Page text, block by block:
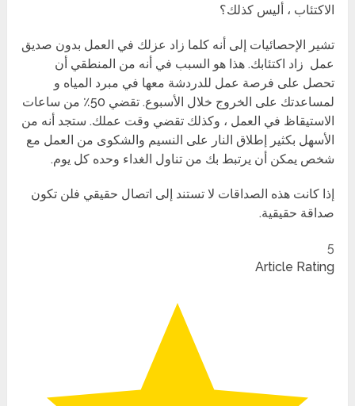
الاكتئاب ، أليس كذلك؟
تشير الإحصائيات إلى أنه كلما زاد عزلك في العمل بدون صديق
عمل زاد اكتئابك. هذا هو السبب في أنه من المنطقي أن
تحصل على فرصة عمل للدردشة معها في مبرد المياه و
لمساعدتك على الخروج خلال الأسبوع. تقضي 50٪ من ساعات
الاستيقاظ في العمل ، وكذلك تقضي وقت عملك. ستجد أنه من
الأسهل بكثير إطلاق النار على النسيم والشكوى من العمل مع
شخص يمكن أن يرتبط بك من تناول الغداء وحده كل يوم.
إذا كانت هذه الصداقات لا تستند إلى اتصال حقيقي فلن تكون
صداقة حقيقية.
5
Article Rating